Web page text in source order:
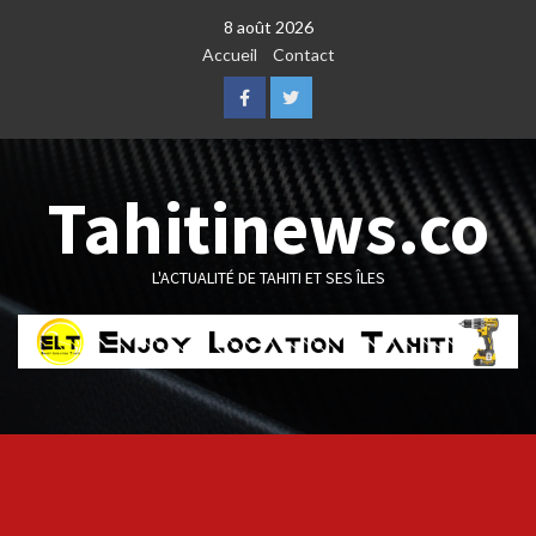
8 août 2026
Accueil
Contact
FacebookTwitter
Tahitinews.co
L'ACTUALITÉ DE TAHITI ET SES ÎLES